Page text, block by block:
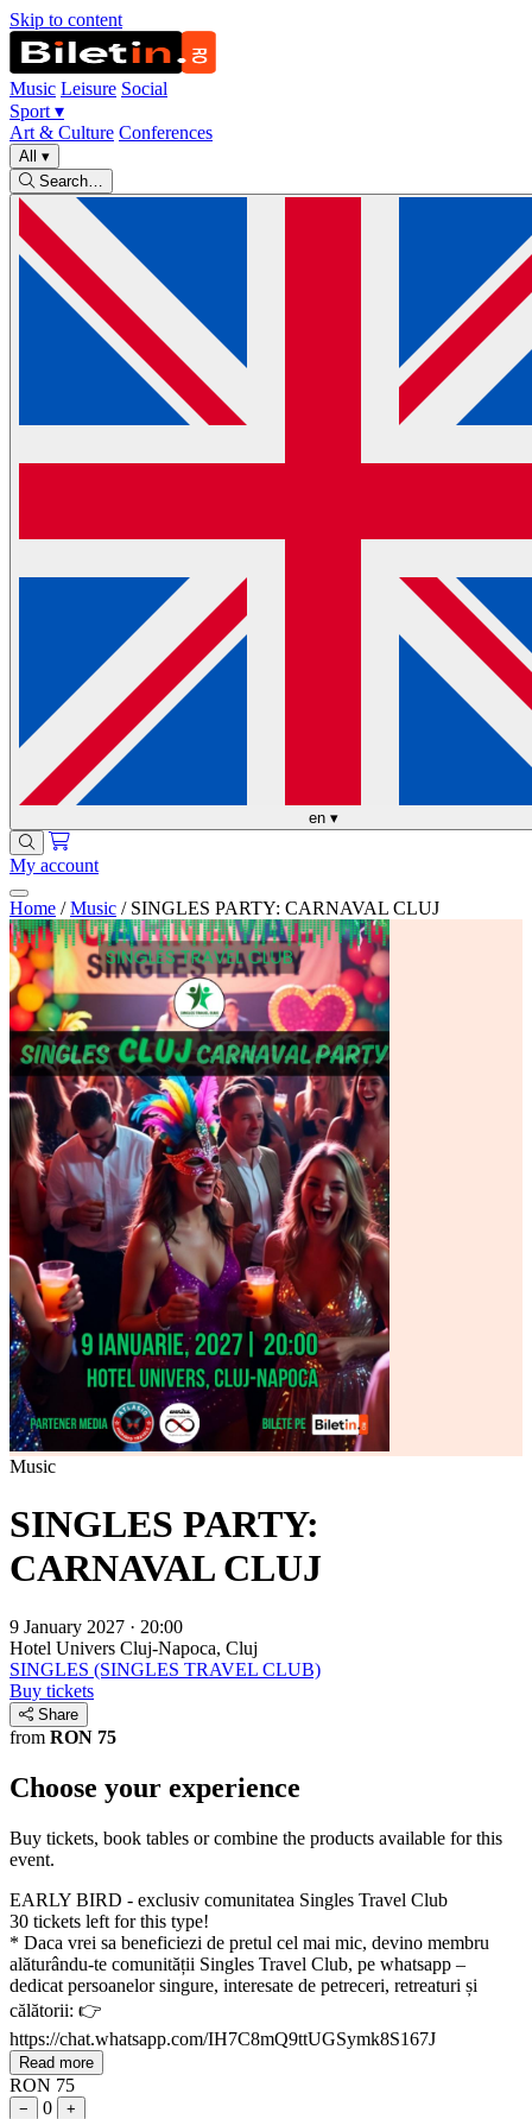
Skip to content
Music Leisure Social
Sport ▾
Art & Culture Conferences
All ▾
Search…
en ▾
My account
Home / Music / SINGLES PARTY: CARNAVAL CLUJ
Music
SINGLES PARTY:
CARNAVAL CLUJ
9 January 2027 · 20:00
Hotel Univers Cluj-Napoca, Cluj
SINGLES (SINGLES TRAVEL CLUB)
Buy tickets
Share
from RON 75
Choose your experience
Buy tickets, book tables or combine the products available for this
event.
EARLY BIRD - exclusiv comunitatea Singles Travel Club
30 tickets left for this type!
* Daca vrei sa beneficiezi de pretul cel mai mic, devino membru
alăturându-te comunității Singles Travel Club, pe whatsapp –
dedicat persoanelor singure, interesate de petreceri, retreaturi și
călătorii: 👉
https://chat.whatsapp.com/IH7C8mQ9ttUGSymk8S167J
Read more
RON 75
− 0 +